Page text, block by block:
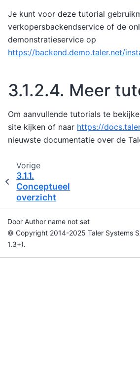
Je kunt voor deze tutorial
verkopersbackendservice of de
demonstratieservice op
https://backend.demo.taler.net/
3.1.2.4. Meer
Om aanvullende tutorials te
site kijken of naar https://
nieuwste documentatie over de
Vorige
3.1.1.
Conceptueel
overzicht
Door Author name not set
© Copyright 2014-2025 Taler Systems
1.3+).